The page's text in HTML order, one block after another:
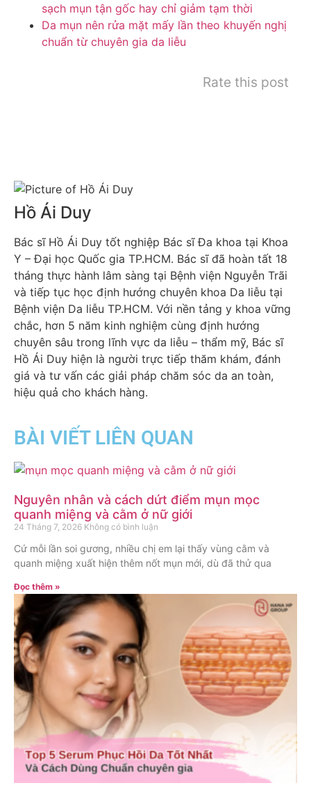
sạch mụn tận gốc hay chỉ giảm tạm thời
Da mụn nên rửa mặt mấy lần theo khuyến nghị
chuẩn từ chuyên gia da liễu
Rate this post
Hồ Ái Duy
Bác sĩ Hồ Ái Duy tốt nghiệp Bác sĩ Đa khoa tại Khoa
Y – Đại học Quốc gia TP.HCM. Bác sĩ đã hoàn tất 18
tháng thực hành lâm sàng tại Bệnh viện Nguyễn Trãi
và tiếp tục học định hướng chuyên khoa Da liễu tại
Bệnh viện Da liễu TP.HCM. Với nền tảng y khoa vững
chắc, hơn 5 năm kinh nghiệm cùng định hướng
chuyên sâu trong lĩnh vực da liễu – thẩm mỹ, Bác sĩ
Hồ Ái Duy hiện là người trực tiếp thăm khám, đánh
giá và tư vấn các giải pháp chăm sóc da an toàn,
hiệu quả cho khách hàng.
BÀI VIẾT LIÊN QUAN
Nguyên nhân và cách dứt điểm mụn mọc
quanh miệng và cằm ở nữ giới
24 Tháng 7, 2026 Không có bình luận
Cứ mỗi lần soi gương, nhiều chị em lại thấy vùng cằm và
quanh miệng xuất hiện thêm nốt mụn mới, dù đã thử qua
Đọc thêm »